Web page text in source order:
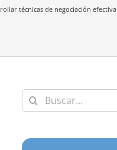
técnicas de negociación efectiva
Buscar: